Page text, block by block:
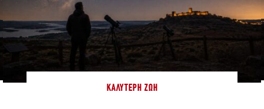
ΚΑΛΎΤΕΡΗ ΖΩΉ